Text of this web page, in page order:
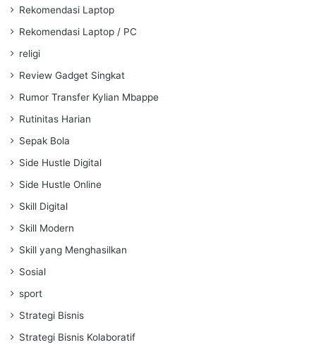
Rekomendasi Laptop
Rekomendasi Laptop / PC
religi
Review Gadget Singkat
Rumor Transfer Kylian Mbappe
Rutinitas Harian
Sepak Bola
Side Hustle Digital
Side Hustle Online
Skill Digital
Skill Modern
Skill yang Menghasilkan
Sosial
sport
Strategi Bisnis
Strategi Bisnis Kolaboratif